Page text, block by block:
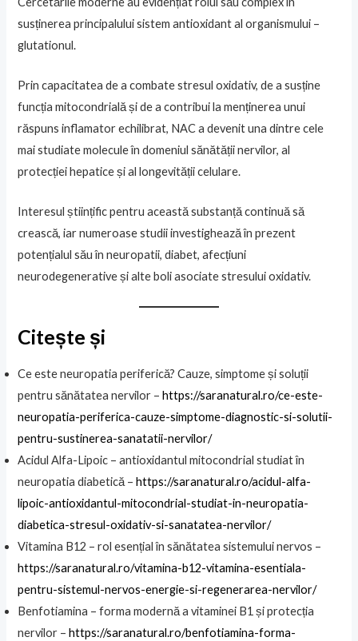
susținerea principalului sistem antioxidant al organismului –
glutationul.
Prin capacitatea de a combate stresul oxidativ, de a susține
funcția mitocondrială și de a contribui la menținerea unui
răspuns inflamator echilibrat, NAC a devenit una dintre cele
mai studiate molecule în domeniul sănătății nervilor, al
protecției hepatice și al longevității celulare.
Interesul științific pentru această substanță continuă să
crească, iar numeroase studii investighează în prezent
potențialul său în neuropatii, diabet, afecțiuni
neurodegenerative și alte boli asociate stresului oxidativ.
Citește și
Ce este neuropatia periferică? Cauze, simptome și soluții
pentru sănătatea nervilor –https://saranatural.ro/ce-este-
neuropatia-periferica-cauze-simptome-diagnostic-si-solutii-
pentru-sustinerea-sanatatii-nervilor/
Acidul Alfa-Lipoic – antioxidantul mitocondrial studiat în
neuropatia diabetică –https://saranatural.ro/acidul-alfa-
lipoic-antioxidantul-mitocondrial-studiat-in-neuropatia-
diabetica-stresul-oxidativ-si-sanatatea-nervilor/
Vitamina B12 – rol esențial în sănătatea sistemului nervos –
https://saranatural.ro/vitamina-b12-vitamina-esentiala-
pentru-sistemul-nervos-energie-si-regenerarea-nervilor/
Benfotiamina – forma modernă a vitaminei B1 și protecția
nervilor –https://saranatural.ro/benfotiamina-forma-